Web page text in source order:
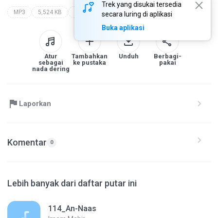
Trek yang disukai tersedia
secara luring di aplikasi
Buka aplikasi
MP3 5,524 KB Blues imam mahir
Atur
sebagai
nada dering
Tambahkan
ke pustaka
Unduh
Berbagi-
pakai
Laporkan
Komentar 0
Lebih banyak dari daftar putar ini
114_An-Naas